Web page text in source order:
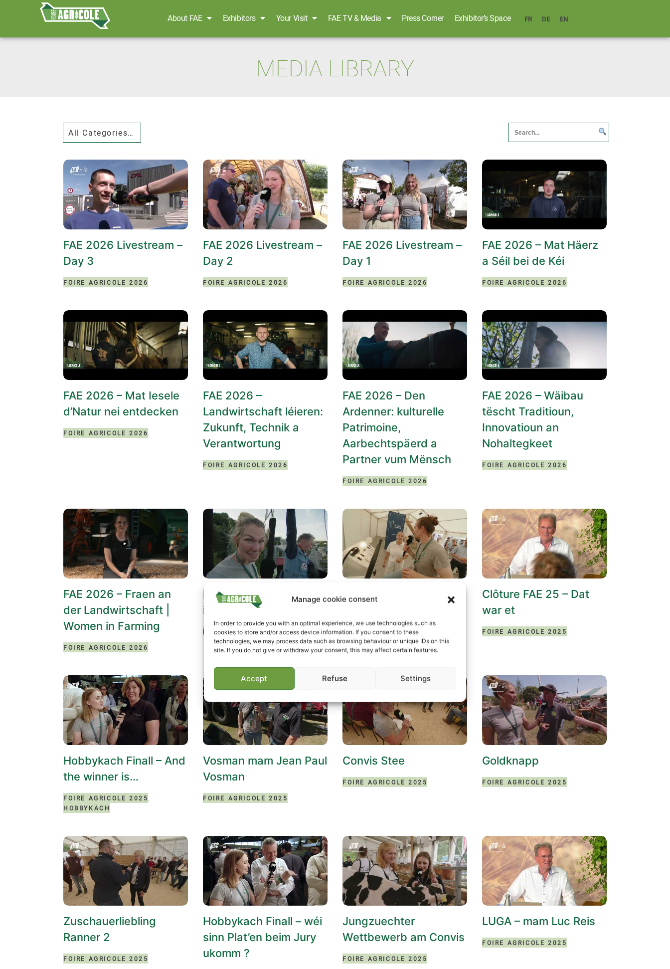
Manage cookie consent
In order to provide you with an optimal experience, we use technologies such as
cookies to store and/or access device information. If you consent to these
technologies, we may process data such as browsing behaviour or unique IDs on this
site. If you do not give or withdraw your consent, this may affect certain features.
Accept Refuse Settings
About FAE Exhibitors Your Visit FAE TV & Media Press Corner Exhibitor’s Space FR DE EN
MEDIA LIBRARY
All Categories mediatheques
FAE 2026 Livestream –
Day 3
FOIRE AGRICOLE 2026
FAE 2026 Livestream –
Day 2
FOIRE AGRICOLE 2026
FAE 2026 Livestream –
Day 1
FOIRE AGRICOLE 2026
FAE 2026 – Mat Häerz
a Séil bei de Kéi
FOIRE AGRICOLE 2026
FAE 2026 – Mat Iesele
d’Natur nei entdecken
FOIRE AGRICOLE 2026
FAE 2026 –
Landwirtschaft léieren:
Zukunft, Technik a
Verantwortung
FOIRE AGRICOLE 2026
FAE 2026 – Den
Ardenner: kulturelle
Patrimoine,
Aarbechtspäerd a
Partner vum Mënsch
FOIRE AGRICOLE 2026
FAE 2026 – Wäibau
tëscht Traditioun,
Innovatioun an
Nohaltegkeet
FOIRE AGRICOLE 2026
FAE 2026 – Fraen an
der Landwirtschaft |
Women in Farming
FOIRE AGRICOLE 2026
BIL – mam Ballon
iwwert d’FAE
FOIRE AGRICOLE 2025
Best of vum 3. Dag FAE
FOIRE AGRICOLE 2025
Clôture FAE 25 – Dat
war et
FOIRE AGRICOLE 2025
Hobbykach Finall – And
the winner is…
FOIRE AGRICOLE 2025,
HOBBYKACH
Vosman mam Jean Paul
Vosman
FOIRE AGRICOLE 2025
Convis Stee
FOIRE AGRICOLE 2025
Goldknapp
FOIRE AGRICOLE 2025
Zuschauerliebling
Ranner 2
FOIRE AGRICOLE 2025
Hobbykach Finall – wéi
sinn Plat’en beim Jury
ukomm ?
Jungzuechter
Wettbewerb am Convis
FOIRE AGRICOLE 2025
LUGA – mam Luc Reis
FOIRE AGRICOLE 2025